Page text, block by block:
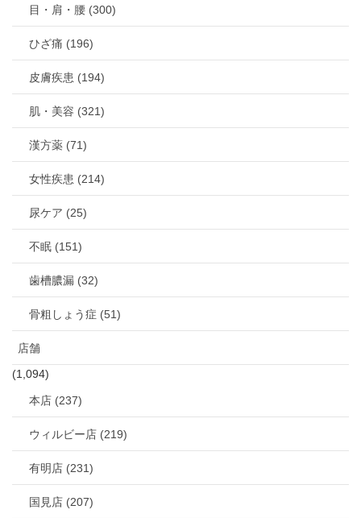
目・肩・腰 (300)
ひざ痛 (196)
皮膚疾患 (194)
肌・美容 (321)
漢方薬 (71)
女性疾患 (214)
尿ケア (25)
不眠 (151)
歯槽膿漏 (32)
骨粗しょう症 (51)
店舗
(1,094)
本店 (237)
ウィルビー店 (219)
有明店 (231)
国見店 (207)